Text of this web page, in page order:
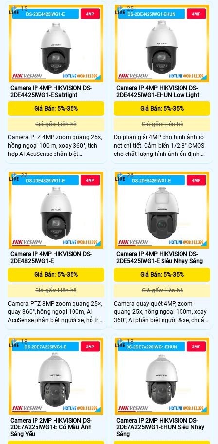
hình ảnh màu 24/7 rõ nét. Tầm
chiếu sáng hỗ trợ quan sát xa tối đa
khoảng 30m.
đèn kép tầm xa 60m.
Camera IP 4MP HIKVISION DS-
2DE4425IWG1-E Satrlight
Giá Bán: 5%-35%
Giá gốc: Liên hệ
Camera PTZ 4MP, zoom quang 25×,
hồng ngoại 100 m, xoay 360°, tích
hợp AI AcuSense phân biệt
người/xe, đàm thoại hai chiều,
chuẩn IP67.
15
Camera IP 4MP HIKVISION DS-
2DE4425IWG1-EHUN Low Light
Giá Bán: 5%-35%
Giá gốc: Liên hệ
Độ phân giải 4MP cho hình ảnh rõ
nét chi tiết. Cảm biến 1/2.8" CMOS
cho chất lượng hình ảnh ổn định.
Zoom quang 25X giúp quan sát rõ
vật thể ở xa. Hồng ngoại 100m hỗ
trợ quan sát ban đêm hiệu quả. PTZ
xoay 360° giúp quan sát toàn cảnh
không góc chết.
25
Camera IP 4MP HIKVISION DS-
2DE4825IWG1-E
Giá Bán: 5%-35%
Giá gốc: Liên hệ
Camera PTZ 8MP, zoom quang 25×,
quay 360°, hồng ngoại 100m, AI
AcuSense phân biệt người xe, hỗ trợ
đàm thoại hai chiều.
22
Camera IP 4MP HIKVISION DS-
2DE5425IWG1-E Siêu Nhạy Sáng
Giá Bán: 5%-35%
Giá gốc: Liên hệ
Camera quay quét 4MP, zoom
quang 25x, hồng ngoại 150m, xoay
360°, AI phân biệt người & xe, chuẩn
IP67, phù hợp giám sát ngoài trời
26
Camera IP 2MP HIKVISION DS-
2DE7A225IWG1-E Có Màu Ánh
Sáng Yếu
18
Camera IP 2MP HIKVISION DS-
2DE7A225IWG1-EHUN Siêu Nhạy
Sáng
18